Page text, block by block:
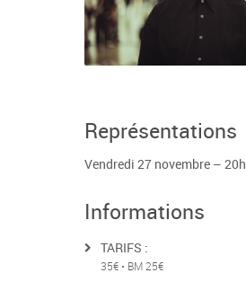
Représentations
Vendredi 27 novembre – 20h
Informations
TARIFS :
35€ • BM 25€